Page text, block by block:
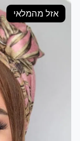
אזל מהמלאי